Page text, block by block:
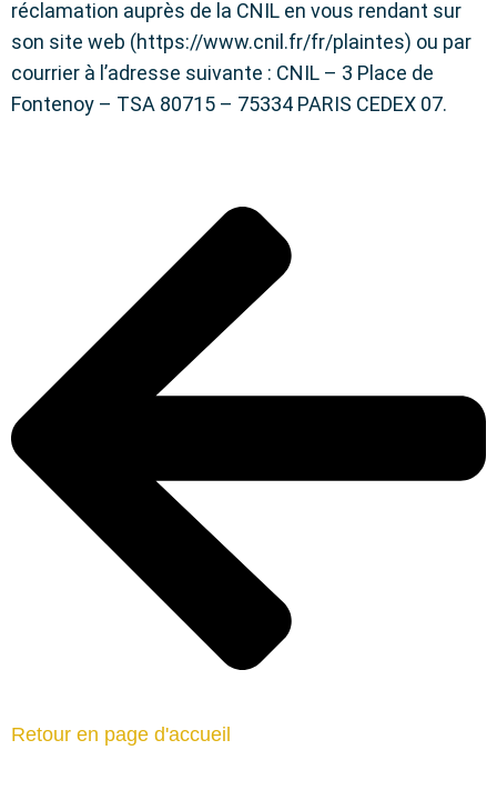
réclamation auprès de la CNIL en vous rendant sur
son site web (https://www.cnil.fr/fr/plaintes) ou par
courrier à l’adresse suivante : CNIL – 3 Place de
Fontenoy – TSA 80715 – 75334 PARIS CEDEX 07.
Retour en page d'accueil